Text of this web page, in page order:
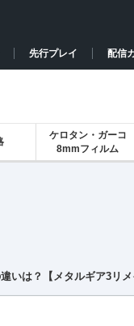
先行プレイ 配信
ケロタン・ガーコ
8mmフィルム
いは？【メタルギア3リメ